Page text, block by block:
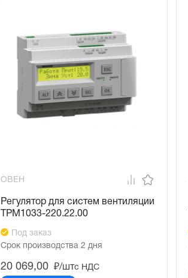
ОВЕН
Регулятор для систем вентиляции
ТРМ1033-220.22.00
Под заказ
Срок производства 2 дня
20 069,00 ₽/штс НДС